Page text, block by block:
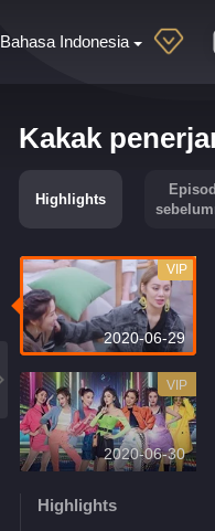
Bahasa Indonesia
Kakak
Highlights
2020-06-29
VIP
2020-06-30
VIP
Highlights